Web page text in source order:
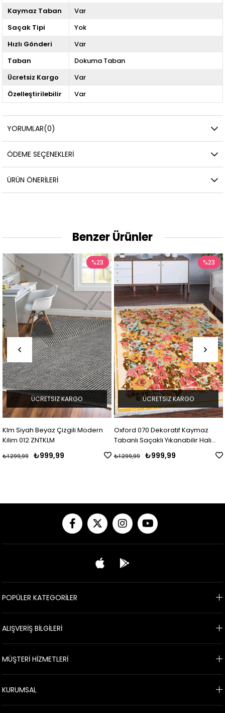
Kaymaz Taban
Var
Saçak Tipi
Yok
Hızlı Gönderi
Var
Taban
Dokuma Taban
Ücretsiz Kargo
Var
Özelleştirilebilir
Var
YORUMLAR(0)
ÖDEME SEÇENEKLERI
ÜRÜN ÖNERILERI
Benzer Ürünler
Modern
%23
Oxford 070 Dekoratif Kaymaz
Tabanlı Saçaklı Yıkanabilir Halı
₺1.299,99
%23
ÜCRETSIZ KARGO
Oxford 123 Dekoratif
Tabanlı Saçaklı
₺1.299,99
ÜCRETSIZ
POPÜLER KATEGORİLER
ALIŞVERİŞ BİLGİLERİ
MÜŞTERİ HİZMETLERİ
KURUMSAL